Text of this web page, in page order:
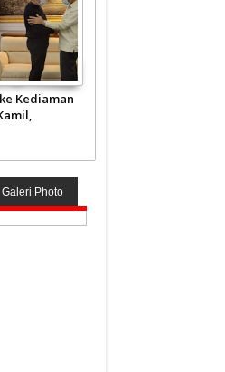
Kediaman
Mahyeldi
Syahid
Galeri Photo